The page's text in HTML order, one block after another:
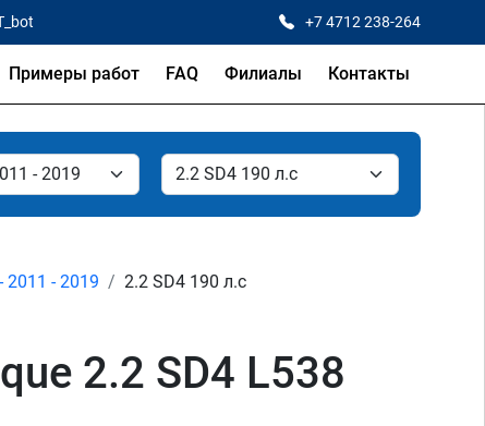
+7 4712 238-264
Примеры работ FAQ Филиалы Контакты
2011 - 2019 2.2 SD4 190 л.с
2.2 SD4 L538